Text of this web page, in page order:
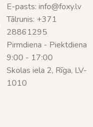
E-pasts: info@foxy.lv
Tālrunis: +371
28861295
Pirmdiena - Piektdiena
9:00 - 17:00
Skolas iela 2, Rīga, LV-
1010